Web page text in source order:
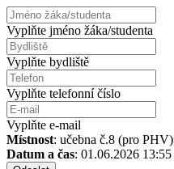
Vyplňte jméno žáka/studenta
Vyplňte bydliště
Vyplňte telefonní číslo
Vyplňte e-mail
Místnost: učebna č.8 (pro PHV)
Datum a čas: 01.06.2026 13:55